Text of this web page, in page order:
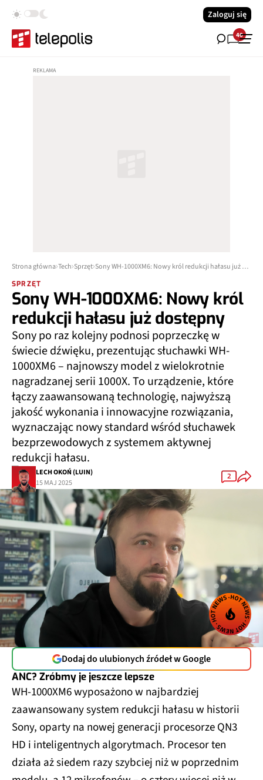
Zaloguj się
40
Strona główna Tech Sprzęt Sony WH-1000XM6: Nowy król redukcji hałasu już dostępny
SPRZĘT
Sony WH-1000XM6: Nowy król
redukcji hałasu już dostępny
Sony po raz kolejny podnosi poprzeczkę w
świecie dźwięku, prezentując słuchawki WH-
1000XM6 – najnowszy model z wielokrotnie
nagradzanej serii 1000X. To urządzenie, które
łączy zaawansowaną technologię, najwyższą
jakość wykonania i innowacyjne rozwiązania,
wyznaczając nowy standard wśród słuchawek
bezprzewodowych z systemem aktywnej
redukcji hałasu.
LECH OKOŃ (LUIN)
15 MAJ 2025
2
Dodaj do ulubionych źródeł w Google
ANC? Zróbmy je jeszcze lepsze
WH-1000XM6 wyposażono w najbardziej
zaawansowany system redukcji hałasu w historii
Sony, oparty na nowej generacji procesorze QN3
HD i inteligentnych algorytmach. Procesor ten
działa aż siedem razy szybciej niż w poprzednim